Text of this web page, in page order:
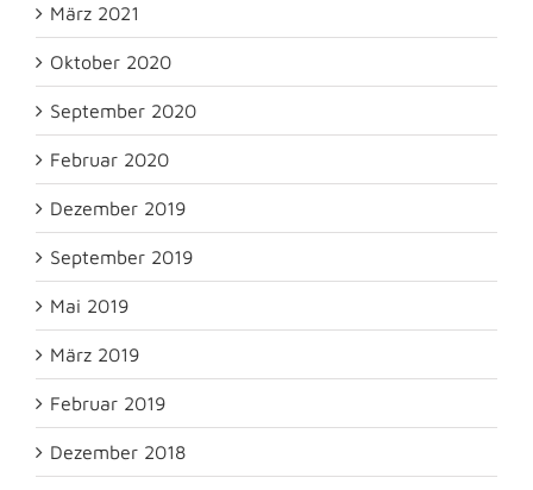
März 2021
Oktober 2020
September 2020
Februar 2020
Dezember 2019
September 2019
Mai 2019
März 2019
Februar 2019
Dezember 2018